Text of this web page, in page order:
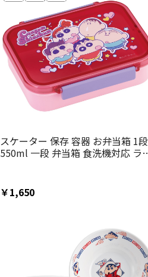
スケーター 保存 容器 お弁当箱 1段
550ml 一段 弁当箱 食洗機対応 ラ
の子
￥1,650